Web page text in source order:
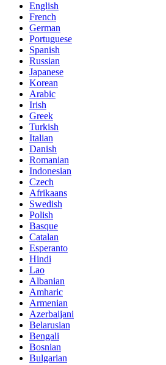
English
French
German
Portuguese
Spanish
Russian
Japanese
Korean
Arabic
Irish
Greek
Turkish
Italian
Danish
Romanian
Indonesian
Czech
Afrikaans
Swedish
Polish
Basque
Catalan
Esperanto
Hindi
Lao
Albanian
Amharic
Armenian
Azerbaijani
Belarusian
Bengali
Bosnian
Bulgarian